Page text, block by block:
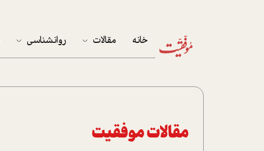
خانه مقالات
پرونده ویژه
روانشناسی
مقالات موفقیت